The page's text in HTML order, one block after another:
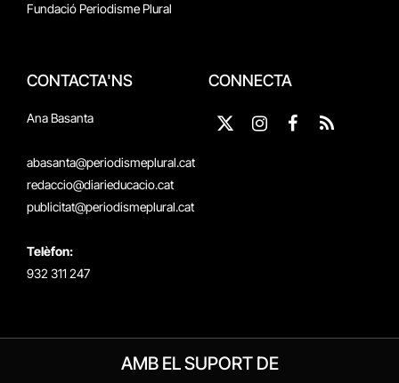
Fundació Periodisme Plural
CONTACTA'NS
Ana Basanta
abasanta@periodismeplural.cat
redaccio@diarieducacio.cat
publicitat@periodismeplural.cat
Telèfon:
932 311 247
CONNECTA
X
InstagramFacebook
RSS
AMB EL SUPORT DE